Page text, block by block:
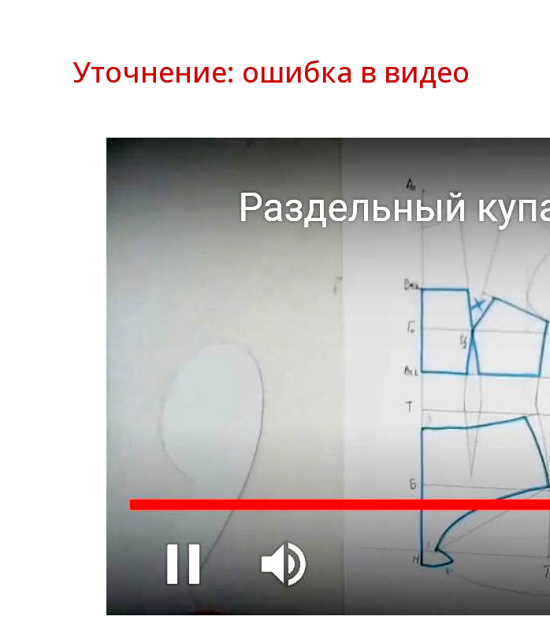
Уточнение: ошибка в видео